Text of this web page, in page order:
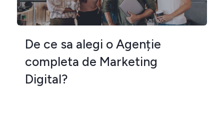
De ce sa alegi o Agenție
completa de Marketing
Digital?